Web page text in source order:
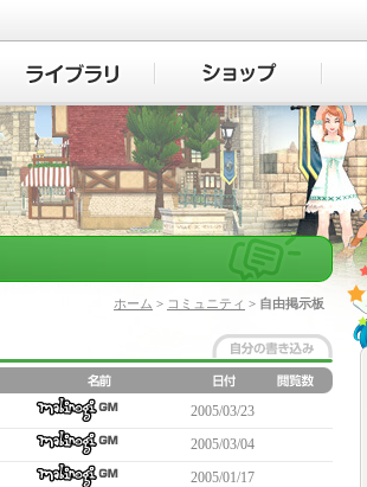
マビノギ
ホーム > コミュニティ > 自由掲示板
2005/03/23
2005/03/04
2005/01/17